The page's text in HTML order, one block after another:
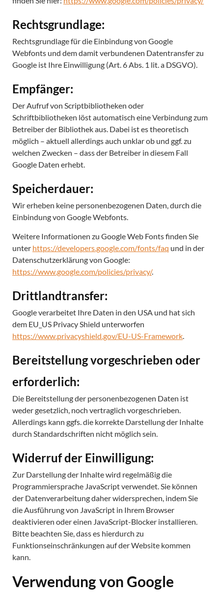
Rechtsgrundlage:
Rechtsgrundlage für die Einbindung von Google
Webfonts und dem damit verbundenen Datentransfer zu
Google ist Ihre Einwilligung (Art. 6 Abs. 1 lit. a DSGVO).
Empfänger:
Der Aufruf von Scriptbibliotheken oder
Schriftbibliotheken löst automatisch eine Verbindung zum
Betreiber der Bibliothek aus. Dabei ist es theoretisch
möglich – aktuell allerdings auch unklar ob und ggf. zu
welchen Zwecken – dass der Betreiber in diesem Fall
Google Daten erhebt.
Speicherdauer:
Wir erheben keine personenbezogenen Daten, durch die
Einbindung von Google Webfonts.
Weitere Informationen zu Google Web Fonts finden Sie
unter https://developers.google.com/fonts/faq und in der
Datenschutzerklärung von Google:
https://www.google.com/policies/privacy/.
Drittlandtransfer:
Google verarbeitet Ihre Daten in den USA und hat sich
dem EU_US Privacy Shield unterworfen
https://www.privacyshield.gov/EU-US-Framework.
Bereitstellung vorgeschrieben oder
erforderlich:
Die Bereitstellung der personenbezogenen Daten ist
weder gesetzlich, noch vertraglich vorgeschrieben.
Allerdings kann ggfs. die korrekte Darstellung der Inhalte
durch Standardschriften nicht möglich sein.
Widerruf der Einwilligung:
Zur Darstellung der Inhalte wird regelmäßig die
Programmiersprache JavaScript verwendet. Sie können
der Datenverarbeitung daher widersprechen, indem Sie
die Ausführung von JavaScript in Ihrem Browser
deaktivieren oder einen JavaScript-Blocker installieren.
Bitte beachten Sie, dass es hierdurch zu
Funktionseinschränkungen auf der Website kommen
kann.
Verwendung von Google